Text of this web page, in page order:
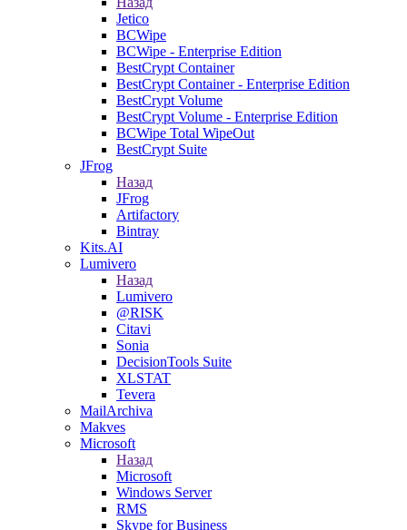
Jetico
BCWipe
BCWipe - Enterprise Edition
BestCrypt Container
BestCrypt Container - Enterprise Edition
BestCrypt Volume
BestCrypt Volume - Enterprise Edition
BCWipe Total WipeOut
BestCrypt Suite
JFrog
Назад
JFrog
Artifactory
Bintray
Kits.AI
Lumivero
Назад
Lumivero
@RISK
Citavi
Sonia
DecisionTools Suite
XLSTAT
Tevera
MailArchiva
Makves
Microsoft
Назад
Microsoft
Windows Server
RMS
Skype for Business